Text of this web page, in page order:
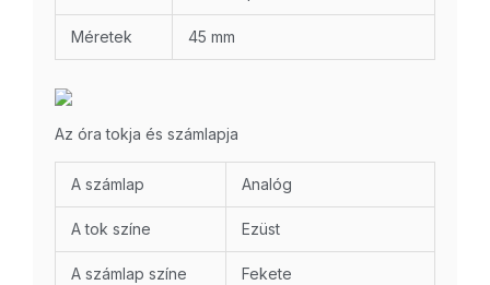
Méretek 45 mm
Az óra tokja és számlapja
A számlap Analóg
A tok színe Ezüst
A számlap színe Fekete